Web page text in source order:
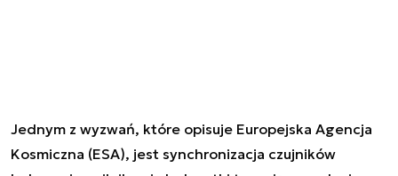
Jednym z wyzwań, które opisuje Europejska Agencja
Kosmiczna (ESA), jest synchronizacja czujników